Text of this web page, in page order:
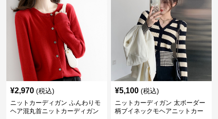
¥2,970 (税込)
ニットカーディガン ふんわりモ
ヘア混丸首ニットカーディガン
¥5,100 (税込)
ニットカーディガン 太ボーダー
柄ブイネックモヘアニットカー